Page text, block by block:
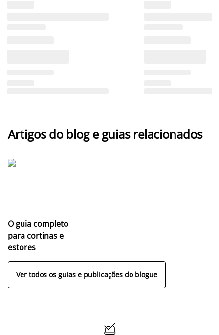
Artigos do blog e guias relacionados
O guia completo
para cortinas e
estores
Ver todos os guias e publicações do blogue
